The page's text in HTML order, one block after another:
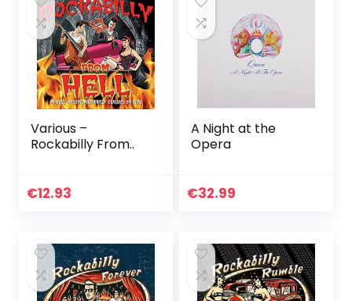
Various –
Rockabilly From..
€12.93
A Night at the
Opera
€32.99